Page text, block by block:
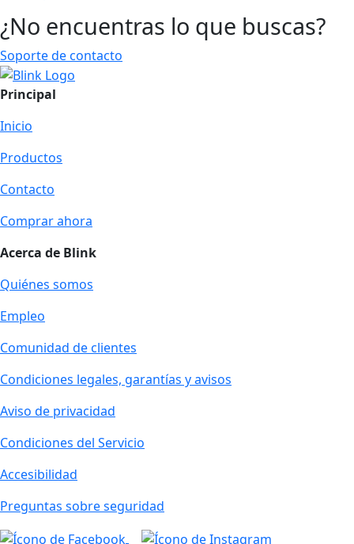
¿No encuentras lo que buscas?
Soporte de contacto
Principal
Inicio
Productos
Contacto
Comprar ahora
Acerca de Blink
Quiénes somos
Empleo
Comunidad de clientes
Condiciones legales, garantías y avisos
Aviso de privacidad
Condiciones del Servicio
Accesibilidad
Preguntas sobre seguridad